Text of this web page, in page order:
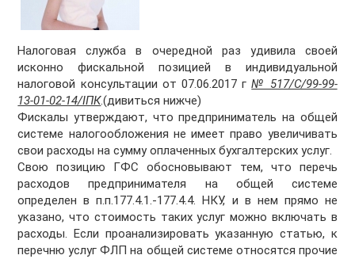
Налоговая служба в очередной раз удивила своей
исконно фискальной позицией в индивидуальной
налоговой консультации от 07.06.2017 г№ 517/С/99-99-
13-01-02-14/ІПК.(дивиться нижче)
Фискалы утверждают, что предприниматель на общей
системе налогообложения не имеет право увеличивать
свои расходы на сумму оплаченных бухгалтерских услуг.
Свою позицию ГФС обосновывают тем, что перечь
расходов предпринимателя на общей системе
определен в п.п.177.4.1.-177.4.4. НКУ, и в нем прямо не
указано, что стоимость таких услуг можно включать в
расходы. Если проанализировать указанную статью, к
перечню услуг ФЛП на общей системе относятся прочие